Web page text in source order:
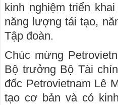
kinh nghiệm triển
năng lượng tái tạo,
Tập đoàn.
Chúc mừng
Bộ trưởng Bộ Tài
đốc Petrovietnam Lê
tạo cơ bản và có